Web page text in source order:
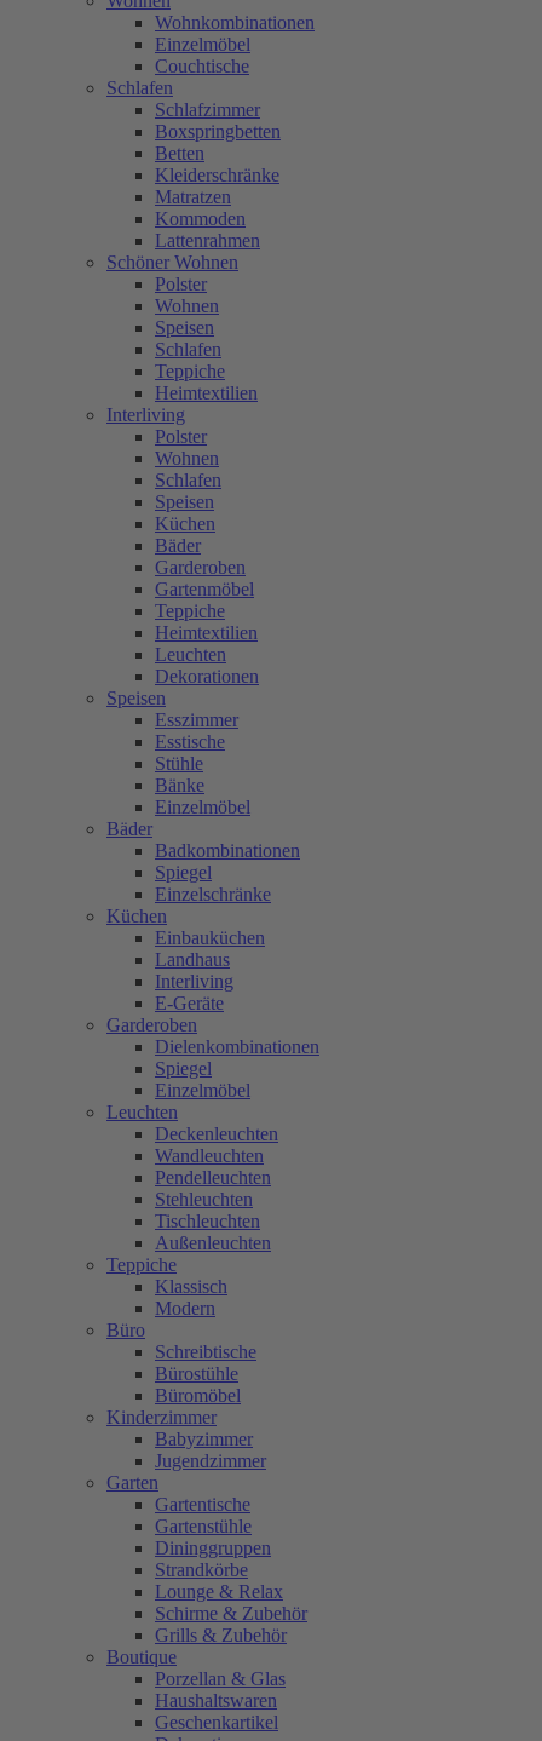
Wohnkombinationen
Einzelmöbel
Couchtische
Schlafen
Schlafzimmer
Boxspringbetten
Betten
Kleiderschränke
Matratzen
Kommoden
Lattenrahmen
Schöner Wohnen
Polster
Wohnen
Speisen
Schlafen
Teppiche
Heimtextilien
Interliving
Polster
Wohnen
Schlafen
Speisen
Küchen
Bäder
Garderoben
Gartenmöbel
Teppiche
Heimtextilien
Leuchten
Dekorationen
Speisen
Esszimmer
Esstische
Stühle
Bänke
Einzelmöbel
Bäder
Badkombinationen
Spiegel
Einzelschränke
Küchen
Einbauküchen
Landhaus
Interliving
E-Geräte
Garderoben
Dielenkombinationen
Spiegel
Einzelmöbel
Leuchten
Deckenleuchten
Wandleuchten
Pendelleuchten
Stehleuchten
Tischleuchten
Außenleuchten
Teppiche
Klassisch
Modern
Büro
Schreibtische
Bürostühle
Büromöbel
Kinderzimmer
Babyzimmer
Jugendzimmer
Garten
Gartentische
Gartenstühle
Dininggruppen
Strandkörbe
Lounge & Relax
Schirme & Zubehör
Grills & Zubehör
Boutique
Porzellan & Glas
Haushaltswaren
Geschenkartikel